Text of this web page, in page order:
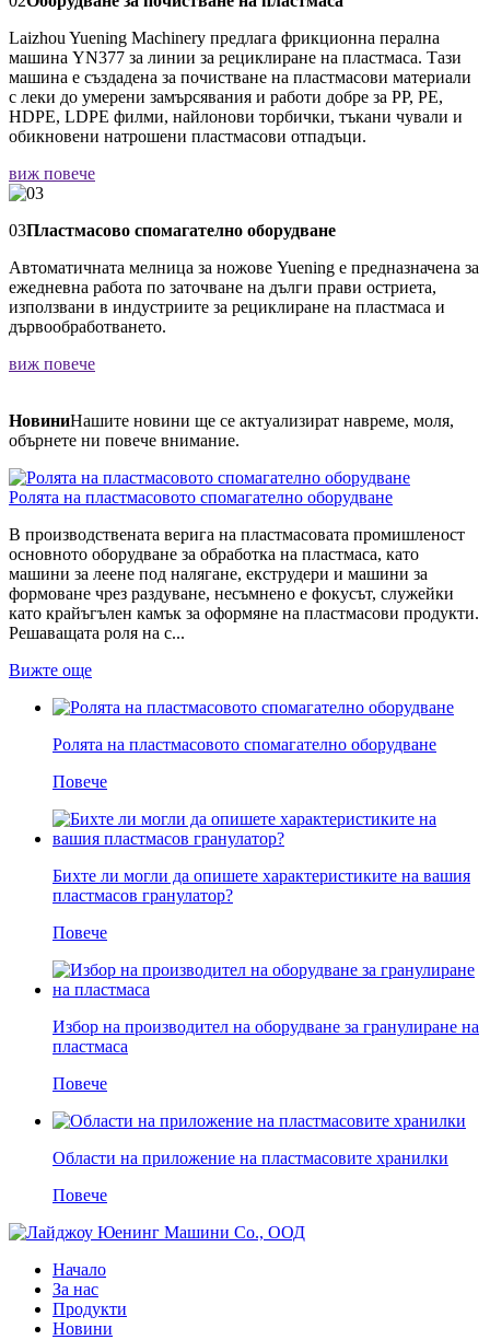
Laizhou Yuening Machinery предлага фрикционна перална
машина YN377 за линии за рециклиране на пластмаса. Тази
машина е създадена за почистване на пластмасови материали
с леки до умерени замърсявания и работи добре за PP, PE,
HDPE, LDPE филми, найлонови торбички, тъкани чували и
обикновени натрошени пластмасови отпадъци.
виж повече
03Пластмасово спомагателно оборудване
Автоматичната мелница за ножове Yuening е предназначена за
ежедневна работа по заточване на дълги прави остриета,
използвани в индустриите за рециклиране на пластмаса и
дървообработването.
виж повече
НовиниНашите новини ще се актуализират навреме, моля,
обърнете ни повече внимание.
Ролята на пластмасовото спомагателно оборудване
В производствената верига на пластмасовата промишленост
основното оборудване за обработка на пластмаса, като
машини за леене под налягане, екструдери и машини за
формоване чрез раздуване, несъмнено е фокусът, служейки
като крайъгълен камък за оформяне на пластмасови продукти.
Решаващата роля на с...
Вижте още
Ролята на пластмасовото спомагателно оборудване
Повече
Бихте ли могли да опишете характеристиките на вашия
пластмасов гранулатор?
Повече
Избор на производител на оборудване за гранулиране на
пластмаса
Повече
Области на приложение на пластмасовите хранилки
Повече
Начало
За нас
Продукти
Новини